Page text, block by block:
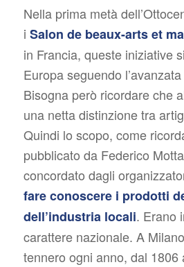
Nella prima metà
i Salon de beaux-arts et
in Francia, queste iniziative
Europa seguendo
Bisogna però ricordare che
una netta distinzione tra
Quindi lo scopo, come
pubblicato da Federico
concordato dagli
fare conoscere i prodotti
dell’industria locali. Erano
carattere nazionale. A
tennero ogni anno, dal 1806